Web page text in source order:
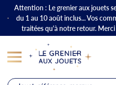
Attention : Le grenier aux jouets
du 1 au 10 août inclus... Vos
traitées qu'à notre retour.